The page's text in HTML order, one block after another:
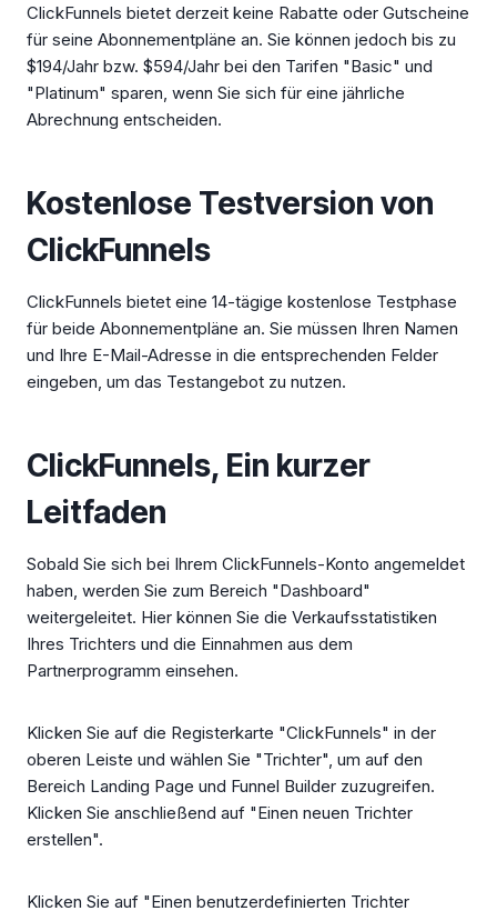
ClickFunnels bietet derzeit keine Rabatte oder Gutscheine
für seine Abonnementpläne an. Sie können jedoch bis zu
$194/Jahr bzw. $594/Jahr bei den Tarifen "Basic" und
"Platinum" sparen, wenn Sie sich für eine jährliche
Abrechnung entscheiden.
Kostenlose Testversion von
ClickFunnels
ClickFunnels bietet eine 14-tägige kostenlose Testphase
für beide Abonnementpläne an. Sie müssen Ihren Namen
und Ihre E-Mail-Adresse in die entsprechenden Felder
eingeben, um das Testangebot zu nutzen.
ClickFunnels, Ein kurzer
Leitfaden
Sobald Sie sich bei Ihrem ClickFunnels-Konto angemeldet
haben, werden Sie zum Bereich "Dashboard"
weitergeleitet. Hier können Sie die Verkaufsstatistiken
Ihres Trichters und die Einnahmen aus dem
Partnerprogramm einsehen.
Klicken Sie auf die Registerkarte "ClickFunnels" in der
oberen Leiste und wählen Sie "Trichter", um auf den
Bereich Landing Page und Funnel Builder zuzugreifen.
Klicken Sie anschließend auf "Einen neuen Trichter
erstellen".
Klicken Sie auf "Einen benutzerdefinierten Trichter